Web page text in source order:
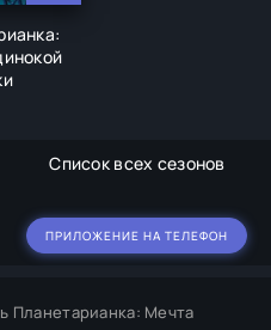
Список всех сезонов
ПРИЛОЖЕНИЕ НА ТЕЛЕФОН
Планетарианка: Мечта